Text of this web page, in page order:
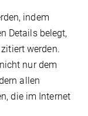
indem
Details belegt,
werden.
nur dem
allen
die im Internet